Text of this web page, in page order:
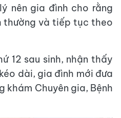
nên gia đình cho rằng
thường và tiếp tục theo
12 sau sinh, nhận thấy
dài, gia đình mới đưa
khám Chuyên gia, Bệnh